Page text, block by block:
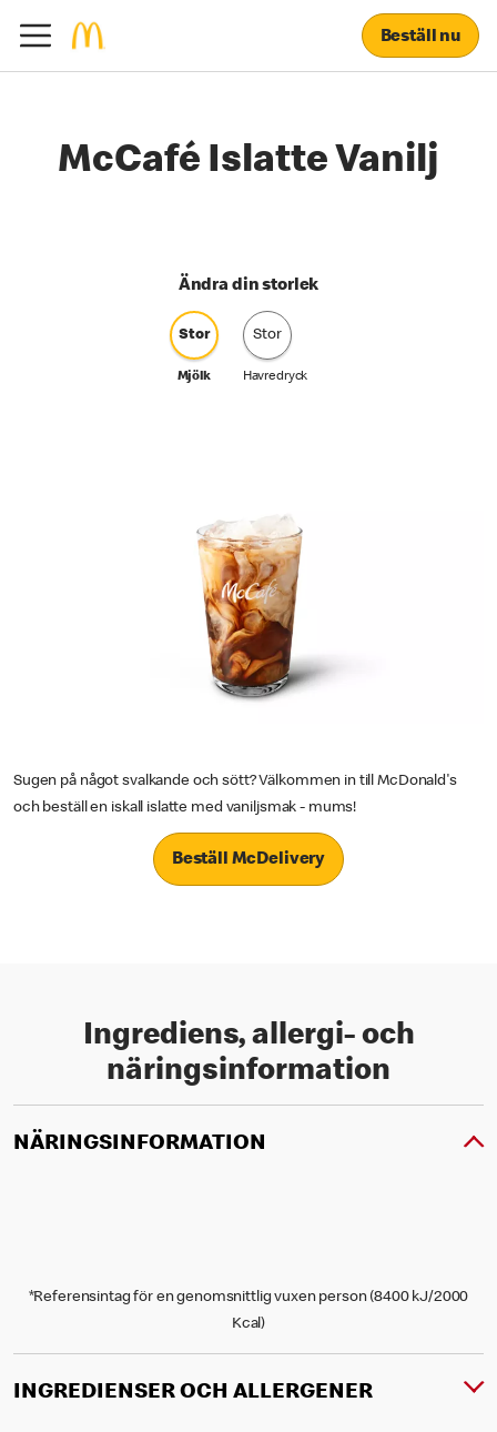
Beställ nu
McCafé Islatte Vanilj
Ändra din storlek
Stor
Mjölk
Stor
Havredryck
Sugen på något svalkande och sött? Välkommen in till McDonald's
och beställ en iskall islatte med vaniljsmak - mums!
Beställ McDelivery
Ingrediens, allergi- och
näringsinformation
NÄRINGSINFORMATION
*Referensintag för en genomsnittlig vuxen person (8400 kJ/2000
Kcal)
INGREDIENSER OCH ALLERGENER